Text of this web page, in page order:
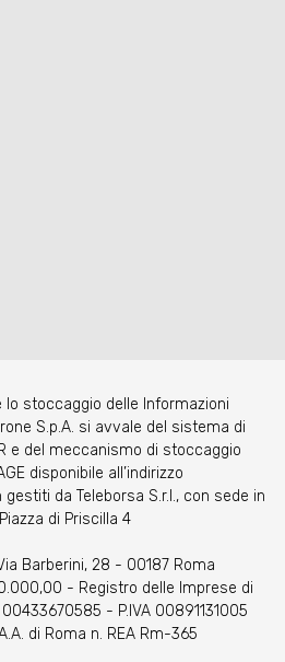
lo stoccaggio delle Informazioni
S.p.A. si avvale del sistema di
e del meccanismo di stoccaggio
disponibile all’indirizzo
da Teleborsa S.r.l., con sede in
di Priscilla 4
Barberini, 28 - 00187 Roma
- Registro delle Imprese di
- P.IVA 00891131005
di Roma n. REA Rm-365